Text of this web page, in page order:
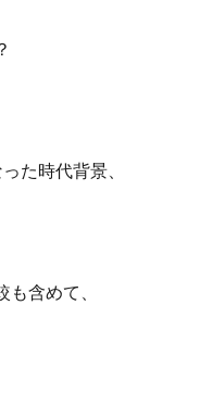
た時代背景、
含めて、
由は？海外の新学期